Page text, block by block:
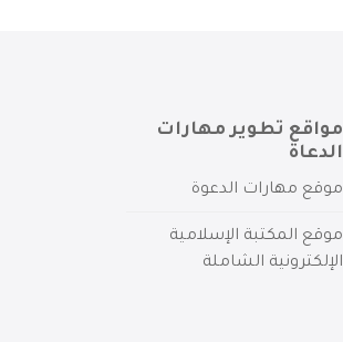
مواقع تطوير مهارات
الدعاة
موقع مهارات الدعوة
موقع المكتبة الإسلامية
الإلكترونية الشاملة